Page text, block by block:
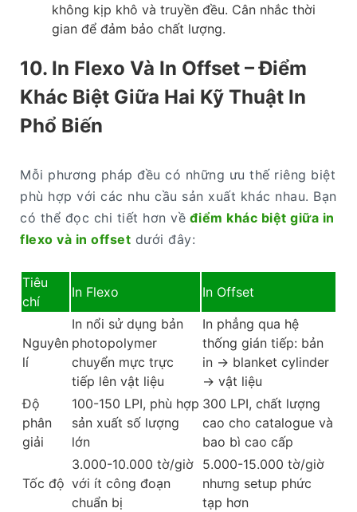
không kịp khô và truyền đều. Cân nhắc thời
gian để đảm bảo chất lượng.
10. In Flexo Và In Offset – Điểm
Khác Biệt Giữa Hai Kỹ Thuật In
Phổ Biến
Mỗi phương pháp đều có những ưu thế riêng biệt
phù hợp với các nhu cầu sản xuất khác nhau. Bạn
có thể đọc chi tiết hơn về điểm khác biệt giữa in
flexo và in offset dưới đây:
Tiêu
chí
In Flexo In Offset
Nguyên
lí
In nổi sử dụng bản
photopolymer
chuyển mực trực
tiếp lên vật liệu
In phẳng qua hệ
thống gián tiếp: bản
in → blanket cylinder
→ vật liệu
Độ
phân
giải
100-150 LPI, phù hợp
sản xuất số lượng
lớn
300 LPI, chất lượng
cao cho catalogue và
bao bì cao cấp
Tốc độ
3.000-10.000 tờ/giờ
với ít công đoạn
chuẩn bị
5.000-15.000 tờ/giờ
nhưng setup phức
tạp hơn